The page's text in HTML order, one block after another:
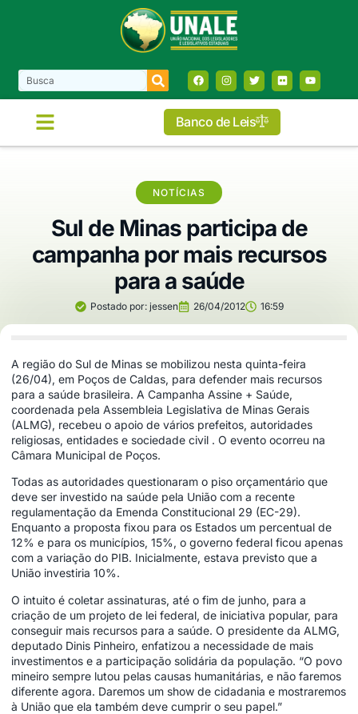
Banco de Leis
NOTÍCIAS
Sul de Minas participa de
campanha por mais recursos
para a saúde
Postado por:jessen 26/04/2012 16:59
A região do Sul de Minas se mobilizou nesta quinta-feira
(26/04), em Poços de Caldas, para defender mais recursos
para a saúde brasileira. A Campanha Assine + Saúde,
coordenada pela Assembleia Legislativa de Minas Gerais
(ALMG), recebeu o apoio de vários prefeitos, autoridades
religiosas, entidades e sociedade civil . O evento ocorreu na
Câmara Municipal de Poços.
Todas as autoridades questionaram o piso orçamentário que
deve ser investido na saúde pela União com a recente
regulamentação da Emenda Constitucional 29 (EC-29).
Enquanto a proposta fixou para os Estados um percentual de
12% e para os municípios, 15%, o governo federal ficou apenas
com a variação do PIB. Inicialmente, estava previsto que a
União investiria 10%.
O intuito é coletar assinaturas, até o fim de junho, para a
criação de um projeto de lei federal, de iniciativa popular, para
conseguir mais recursos para a saúde. O presidente da ALMG,
deputado Dinis Pinheiro, enfatizou a necessidade de mais
investimentos e a participação solidária da população. “O povo
mineiro sempre lutou pelas causas humanitárias, e não faremos
diferente agora. Daremos um show de cidadania e mostraremos
à União que ela também deve cumprir o seu papel.”